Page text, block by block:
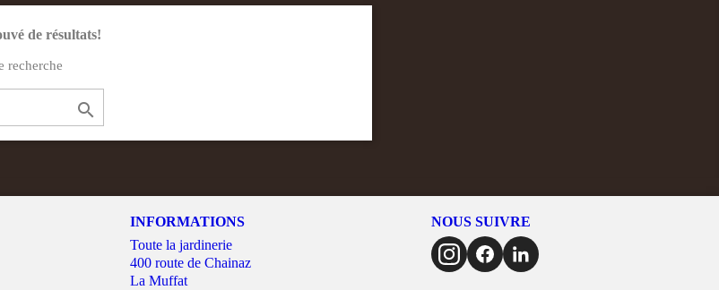
de résultats!
recherche

INFORMATIONS
Toute la jardinerie
400 route de Chainaz
La Muffat
NOUS SUIVRE